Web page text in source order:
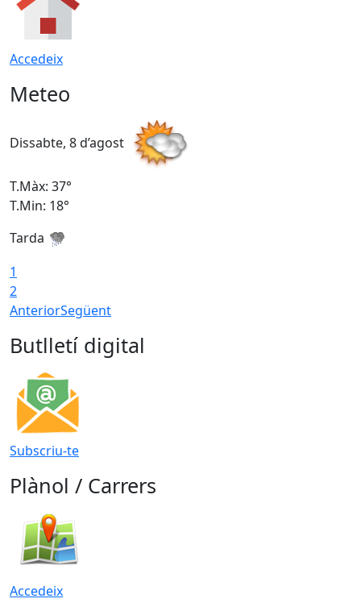
Accedeix
Meteo
Dissabte, 8 d’agost
T.Màx: 37°
T.Min: 18°
Tarda
1
2
AnteriorSegüent
Butlletí digital
Subscriu-te
Plànol / Carrers
Accedeix